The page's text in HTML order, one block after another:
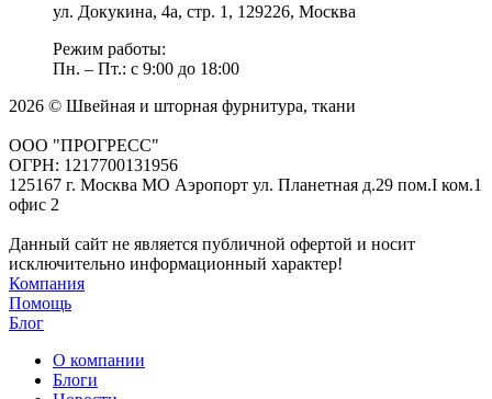
ул. Докукина, 4а, стр. 1, 129226, Москва
Режим работы:
Пн. – Пт.: с 9:00 до 18:00
2026 © Швейная и шторная фурнитура, ткани
ООО "ПРОГРЕСС"
ОГРН: 1217700131956
125167 г. Москва МО Аэропорт ул. Планетная д.29 пом.I ком.1
офис 2
Данный сайт не является публичной офертой и носит
исключительно информационный характер!
Компания
Помощь
Блог
О компании
Блоги